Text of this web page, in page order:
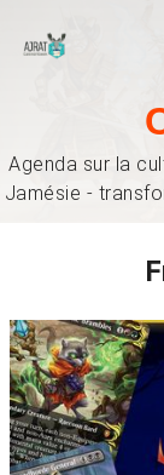
Agenda sur la
Jamésie -